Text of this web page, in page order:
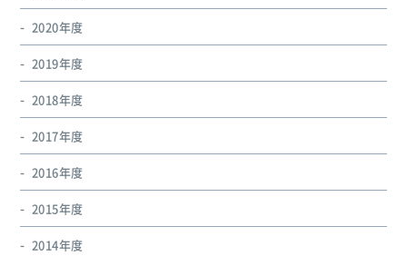
2020年度
2019年度
2018年度
2017年度
2016年度
2015年度
2014年度